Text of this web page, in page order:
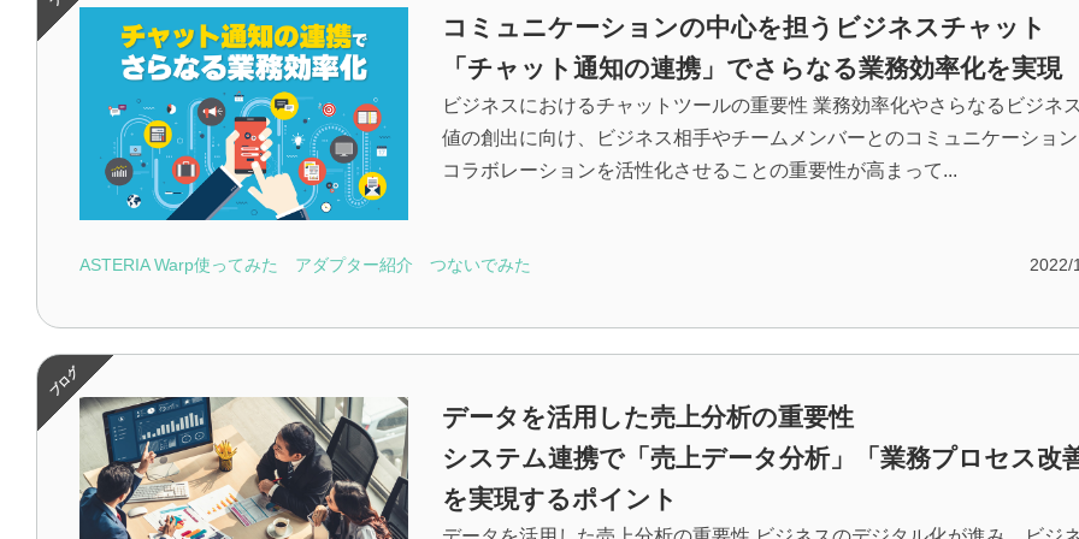
コミュニケーションの中心を担うビジネスチャット
「チャット通知の連携」でさらなる業務効率化を実現
ビジネスにおけるチャットツールの重要性 業務効率化やさらなるビジネ
値の創出に向け、ビジネス相手やチームメンバーとのコミュニケーション
コラボレーションを活性化させることの重要性が高まって...
ASTERIA Warp使ってみた アダプター紹介 つないでみた 2022/
データを活用した売上分析の重要性
システム連携で「売上データ分析」「業務プロセス改
を実現するポイント